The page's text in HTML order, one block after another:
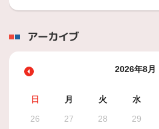
アーカイブ
2026年8月
日 月 火 水
26
27 28 29